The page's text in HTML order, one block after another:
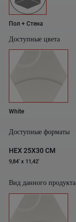
Пол + Стена
Доступные цвета
White
Доступные форматы
HEX 25X30 CM
9,84' x 11,42'
Вид данного продукта